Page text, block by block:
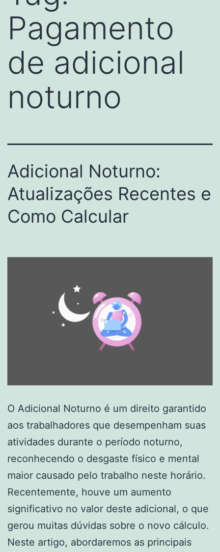
Pagamento
de adicional
noturno
Adicional Noturno:
Atualizações Recentes e
Como Calcular
O Adicional Noturno é um direito garantido
aos trabalhadores que desempenham suas
atividades durante o período noturno,
reconhecendo o desgaste físico e mental
maior causado pelo trabalho neste horário.
Recentemente, houve um aumento
significativo no valor deste adicional, o que
gerou muitas dúvidas sobre o novo cálculo.
Neste artigo, abordaremos as principais